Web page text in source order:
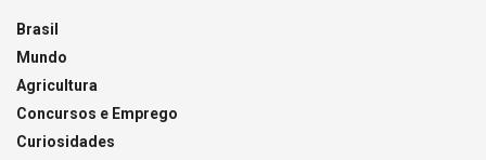
Brasil
Mundo
Agricultura
Concursos e Emprego
Curiosidades